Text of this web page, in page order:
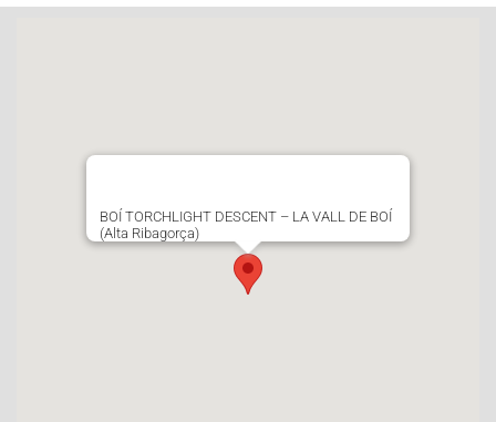
BOÍ TORCHLIGHT DESCENT – LA VALL DE BOÍ
(Alta Ribagorça)